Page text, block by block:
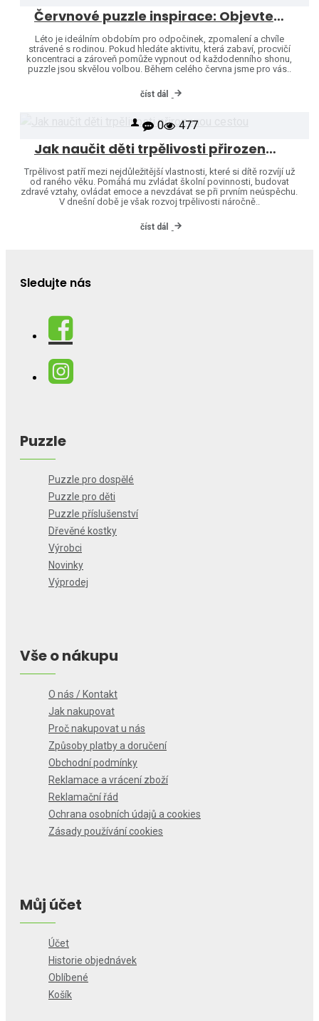
Červnové puzzle inspirace: Objevte svět značek Heye a Jumbo
Léto je ideálním obdobím pro odpočinek, zpomalení a chvíle
strávené s rodinou. Pokud hledáte aktivitu, která zabaví, procvičí
koncentraci a zároveň pomůže vypnout od každodenního shonu,
puzzle jsou skvělou volbou. Během celého června jsme pro vás..
číst dál
0 477
Jak naučit děti trpělivosti přirozenou cestou
Trpělivost patří mezi nejdůležitější vlastnosti, které si dítě rozvíjí už
od raného věku. Pomáhá mu zvládat školní povinnosti, budovat
zdravé vztahy, ovládat emoce a nevzdávat se při prvním neúspěchu.
V dnešní době je však rozvoj trpělivosti náročně..
číst dál
Sledujte nás
Puzzle
Puzzle pro dospělé
Puzzle pro děti
Puzzle příslušenství
Dřevěné kostky
Výrobci
Novinky
Výprodej
Vše o nákupu
O nás / Kontakt
Jak nakupovat
Proč nakupovat u nás
Způsoby platby a doručení
Obchodní podmínky
Reklamace a vrácení zboží
Reklamační řád
Ochrana osobních údajů a cookies
Zásady používání cookies
Můj účet
Účet
Historie objednávek
Oblíbené
Košík